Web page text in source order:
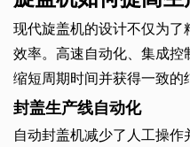
现代旋盖机的设计不仅为
效率。高速自动化、集成
缩短周期时间并获得一致的
封盖生产线自动化
自动封盖机减少了人工操